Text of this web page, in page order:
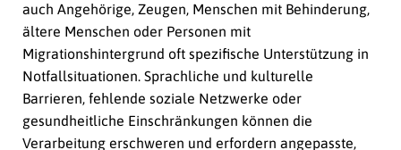
auch Angehörige, Zeugen, Menschen mit Behinderung,
ältere Menschen oder Personen mit
Migrationshintergrund oft spezifische Unterstützung in
Notfallsituationen. Sprachliche und kulturelle
Barrieren, fehlende soziale Netzwerke oder
gesundheitliche Einschränkungen können die
Verarbeitung erschweren und erfordern angepasste,